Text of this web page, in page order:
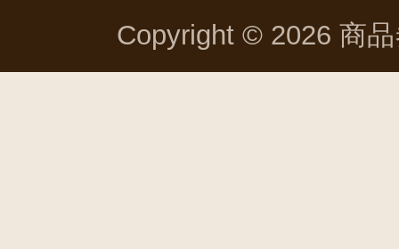
Copyright © 2026 商